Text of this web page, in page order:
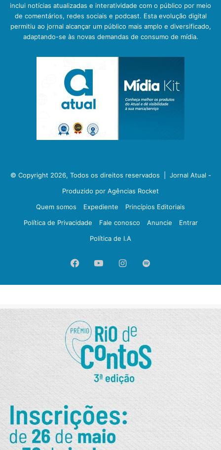
inclui notícias atualizadas e interatividade com o público por meio
de comentários, redes sociais e podcast. Esta evolução digital
permitiu ao jornal alcançar um público mais amplo e diversificado,
adaptando-se às novas demandas de consumo de mídia.
© Copyright 2026, Todos os direitos reservados | Jornal Atual -
Produzido por Agências Rocket
Quem somos
Expediente
Princípios Editoriais
Política de Privacidade
Fale conosco Anuncie
Entrar
Política de I.A
FacebookYouTubeInstagram
Spotify